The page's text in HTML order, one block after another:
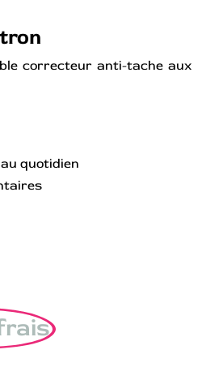
correcteur anti-tache aux
quotidien